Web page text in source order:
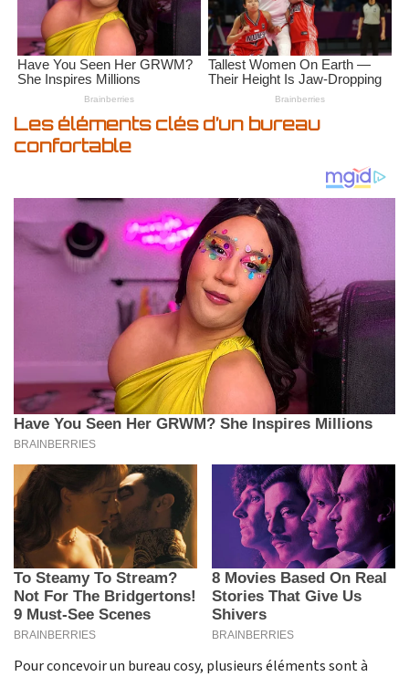
Les éléments clés d’un bureau
confortable
Pour concevoir un bureau cosy, plusieurs éléments sont à